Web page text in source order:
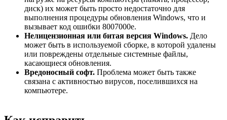
диск) их может быть просто недостаточно для
выполнения процедуры обновления Windows, что и
вызывает код ошибки 8007000e.
Нелицензионная или битая версия Windows. Дело
может быть в используемой сборке, в которой удалены
или повреждены отдельные системные файлы,
касающиеся обновления.
Вредоносный софт. Проблема может быть также
связана с активностью вирусов, поселившихся на
компьютере.